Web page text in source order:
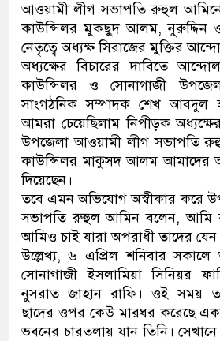
আওয়ামী লীগ সভাপতি রুহুল
কাউন্সিলর মুকছুদ আলম, নুরুদ্দিন ও
নেতৃত্বে অধ্যক্ষ সিরাজের মুক্তির
অধ্যক্ষের বিচারের দাবিতে
কাউন্সিলর ও সোনাগাজী
সাংগঠনিক সম্পাদক শেখ আবদুল
আমরা চেয়েছিলাম নিপীড়ক
উপজেলা আওয়ামী লীগ সভাপতি
কাউন্সিলর মাকুসদ আলম আমাদের
দিয়েছেন।
তবে এমন অভিযোগ অস্বীকার করে
সভাপতি রুহুল আমিন বলেন, আমি
আমিও চাই যারা অপরাধী তাদের যেন
উল্লেখ্য, ৬ এপ্রিল শনিবার
সোনাগাজী ইসলামিয়া সিনিয়র
নুসরাত জাহান রাফি। ওই সময়
ছাদের ওপর কেউ মারধর করেছে এক
ভবনের চারতলায় যান তিনি।